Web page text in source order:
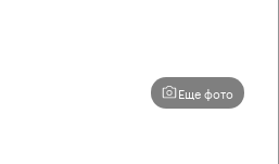
Еще фото